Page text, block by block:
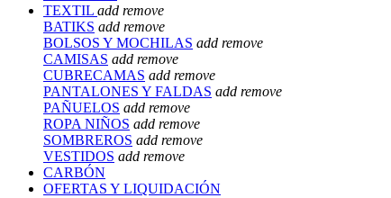
TEXTIL add remove
BATIKS add remove
BOLSOS Y MOCHILAS add remove
CAMISAS add remove
CUBRECAMAS add remove
PANTALONES Y FALDAS add remove
PAÑUELOS add remove
ROPA NIÑOS add remove
SOMBREROS add remove
VESTIDOS add remove
CARBÓN
OFERTAS Y LIQUIDACIÓN